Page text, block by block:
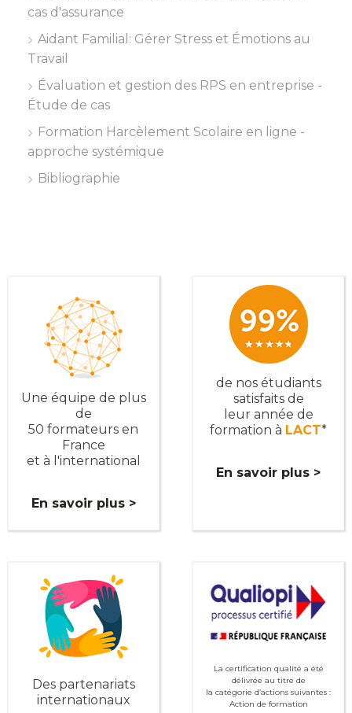
cas d'assurance
Aidant Familial: Gérer Stress et Émotions au
Travail
Évaluation et gestion des RPS en entreprise -
Étude de cas
Formation Harcèlement Scolaire en ligne -
approche systémique
Bibliographie
Une équipe de plus
de
50 formateurs en
France
et à l'international
En savoir plus >
de nos étudiants
satisfaits de
leur année de
formation à LACT*
En savoir plus >
Des partenariats
internationaux
La certification qualité a été
délivrée au titre de
la catégorie d’actions suivantes :
Action de formation